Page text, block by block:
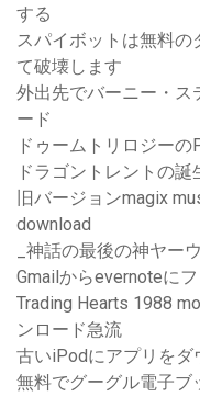
する
スパイボットは無料の
て破壊します
外出先でバーニー・ス
ード
ドゥームトリロジーの
ドラゴントレントの
旧バージョンmagix
download
_神話の最後の神ヤー
Gmailからevernoteに
Trading Hearts 1988
ンロード急流
古いiPodにアプリをダ
無料でグーグル電子ブ